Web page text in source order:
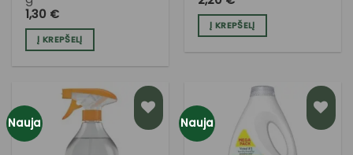
1,30 €
Į KREPŠELĮ
Į KREPŠELĮ
Nauja
PRIDĖTI
Nauja
PRIDĖTI